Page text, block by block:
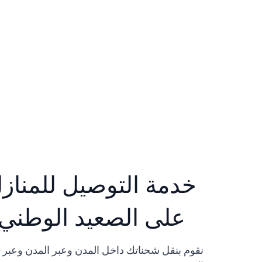
خدمة التوصيل
على الصعيد
نقوم بنقل شحناتك داخل المدن وعبر المدن وعبر